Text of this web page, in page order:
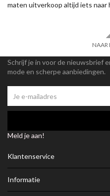
maten uitverkoop altijd iets naar
NAAR
Schrijf je in voor de nieuwsbrief
mode en scherpe aanbiedingen.
Meld je aan!
Klantenservice
Informatie